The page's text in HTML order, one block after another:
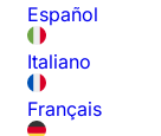
Español
Italiano
Français